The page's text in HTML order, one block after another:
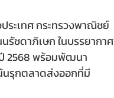
ระเทศ กระทรวงพาณิชย์
รัชดาภิเษก ในบรรยากาศ
2568 พร้อมพัฒนา
นรุกตลาดส่งออกที่มี